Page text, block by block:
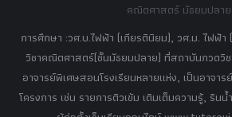
คณิตศาสตร์ มัธยมปลาย
การศึกษา :วศ.บ.ไฟฟ้า (เกียรตินิยม), วศ.ม. ไฟฟ้
วิชาคณิตศาสตร์(ชั้นมัธยมปลาย) ที่สถาบันกวดวิช
อาจารย์พิเศษสอนโรงเรียนหลายแห่ง, เป็นอาจา
โครงการ เช่น รายการติวเข้ม เติมเต็มความรู้, ริน